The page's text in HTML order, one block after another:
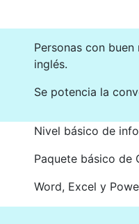
Personas con buen
inglés.
Se potencia la
Nivel básico de
Paquete básico de
Word, Excel y